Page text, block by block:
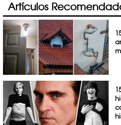
Artículos